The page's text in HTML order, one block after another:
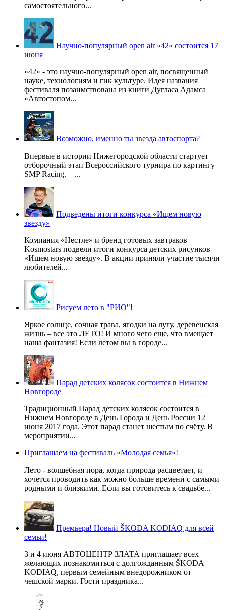
самостоятельного...
Научно-популярный open air «42» состоится 17
июня
«42» - это научно-популярный open air, посвященный
науке, технологиям и гик культуре. Идея названия
фестиваля позаимствована из книги Дугласа Адамса
«Автостопом...
Возможно, именно ты звезда автоспорта?
Впервые в истории Нижегородской области стартует
отборочный этап Всероссийского турнира по картингу
SMP Racing. ...
Подведены итоги конкурса «Ищем новую
звезду»
Компания «Нестле» и бренд готовых завтраков
Kosmostars подвели итоги конкурса детских рисунков
«Ищем новую звезду». В акции приняли участие тысячи
любителей...
Рисуем лето в "РИО"!
Яркое солнце, сочная трава, ягодки на лугу, деревенская
жизнь – все это ЛЕТО! И много чего еще, что вмещает
наша фантазия! Если летом вы в городе...
Парад детских колясок состоится в Нижнем
Новгороде
Традиционный Парад детских колясок состоится в
Нижнем Новгороде в День Города и День России 12
июня 2017 года. Этот парад станет шестым по счёту. В
мероприятии...
Приглашаем на фестиваль «Молодая семья»!
Лето - волшебная пора, когда природа расцветает, и
хочется проводить как можно больше времени с самыми
родными и близкими. Если вы готовитесь к свадьбе...
Премьера! Новый ŠKODA KODIAQ для всей
семьи!
3 и 4 июня АВТОЦЕНТР ЗЛАТА приглашает всех
желающих познакомиться с долгожданным ŠKODA
KODIAQ, первым семейным внедорожником от
чешской марки. Гости праздника...